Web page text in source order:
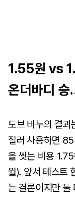
1.55원 vs
온더바디 승
도브 비누의 결과
질러 사용하면
을 씻는 비용
월). 앞서 테스트
는 결론이지만 둘